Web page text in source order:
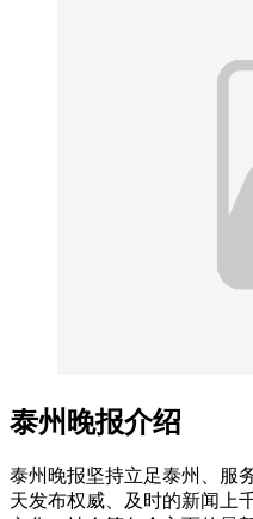
泰州晚报介绍
泰州晚报坚持立足泰州、服
天发布权威、及时的新闻上